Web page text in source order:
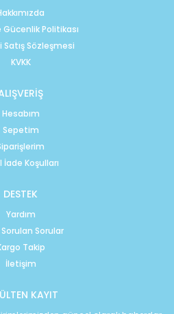
Gücenlik Politikası
Sözleşmesi
KVKK
Hesabım
Sepetim
İade Koşulları
DESTEK
Yardım
Sorulan Sorular
Takip
İletişim
KAYIT